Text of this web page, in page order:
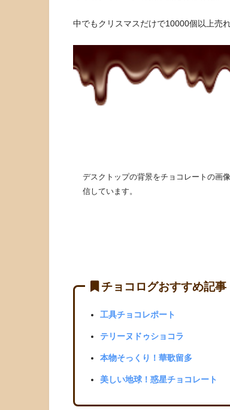
中でもクリスマスだけで10000個以上売
デスクトップの背景をチョコレートの画
信しています。
チョコログおすすめ記事
工具チョコレポート
テリーヌドゥショコラ
本物そっくり！華歌留多
美しい地球！惑星チョコレート